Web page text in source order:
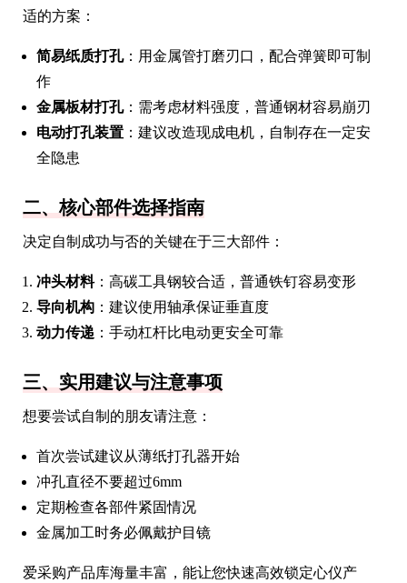
适的方案：
简易纸质打孔：用金属管打磨刃口，配合弹簧即可制
作
金属板材打孔：需考虑材料强度，普通钢材容易崩刃
电动打孔装置 ：建议改造现成电机，自制存在一定安
全隐患
二、核心部件选择指南
决定自制成功与否的关键在于三大部件：
冲头材料：高碳工具钢较合适，普通铁钉容易变形
导向机构 ：建议使用轴承保证垂直度
动力传递 ：手动杠杆比电动更安全可靠
三、实用建议与注意事项
想要尝试自制的朋友请注意：
首次尝试建议从薄纸打孔器开始
冲孔直径不要超过6mm
定期检查各部件紧固情况
金属加工时务必佩戴护目镜
爱采购产品库海量丰富，能让您快速高效锁定心仪产